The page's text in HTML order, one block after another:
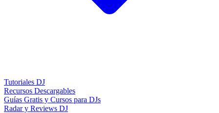
Tutoriales DJ
Recursos Descargables
Guías Gratis y Cursos para DJs
Radar y Reviews DJ